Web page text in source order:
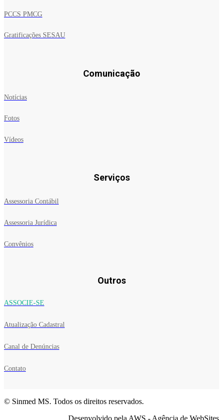
PCCS PMCG
Gratificações SESAU
Comunicação
Notícias
Fotos
Vídeos
Serviços
Assessoria Contábil
Assessoria Jurídica
Convênios
Outros
ASSOCIE-SE
Atualização Cadastral
Canal de Denúncias
Contato
© Sinmed MS. Todos os direitos reservados.
Desenvolvido pela AWS - Agência de WebSites